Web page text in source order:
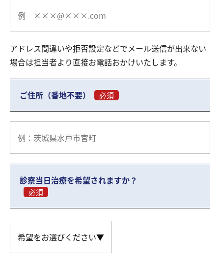
アドレス間違いや拒否設定などでメール送信が出来ない
場合は担当者より直接お電話おかけいたします。
ご住所（番地不要） 必須
診察当日治療を希望されますか？
必須